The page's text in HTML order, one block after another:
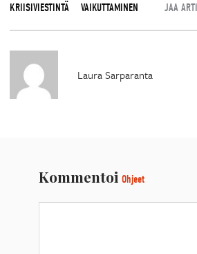
KRIISIVIESTINTÄ VAIKUTTAMINEN JAA
Laura Sarparanta
Kommentoi Ohjeet